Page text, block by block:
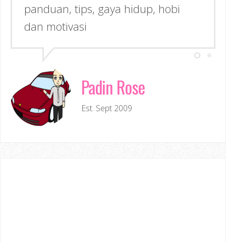
panduan, tips, gaya hidup, hobi
dan motivasi
Padin Rose
Est. Sept 2009